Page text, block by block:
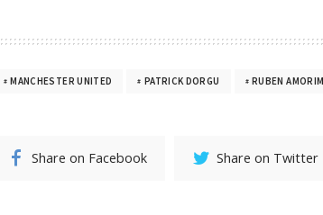
MANCHESTER UNITED PATRICK DORGU RUBEN AMORIM
Share on Facebook Share on Twitter